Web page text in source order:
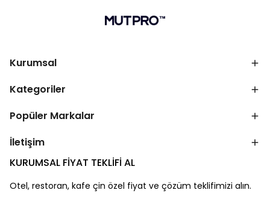
Kurumsal
Kategoriler
Popüler Markalar
İletişim
KURUMSAL FİYAT TEKLİFİ AL
Otel, restoran, kafe çin özel fiyat ve çözüm teklifimizi alın.